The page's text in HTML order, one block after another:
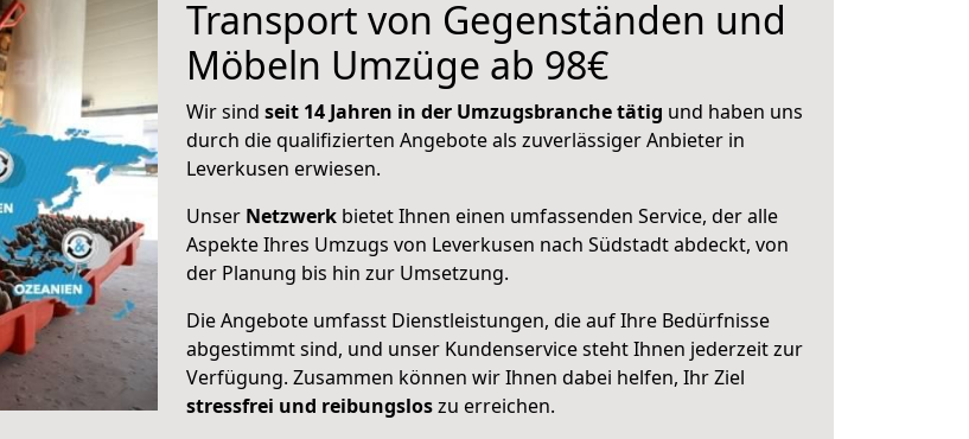
Transport von Gegenständen und
Möbeln Umzüge ab 98€
Wir sind seit 14 Jahren in der Umzugsbranche tätig und haben uns
durch die qualifizierten Angebote als zuverlässiger Anbieter in
Leverkusen erwiesen.
Unser Netzwerk bietet Ihnen einen umfassenden Service, der alle
Aspekte Ihres Umzugs von Leverkusen nach Südstadt abdeckt, von
der Planung bis hin zur Umsetzung.
Die Angebote umfasst Dienstleistungen, die auf Ihre Bedürfnisse
abgestimmt sind, und unser Kundenservice steht Ihnen jederzeit zur
Verfügung. Zusammen können wir Ihnen dabei helfen, Ihr Ziel
stressfrei und reibungsloszu erreichen.